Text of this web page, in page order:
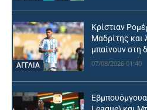
ΑΓΓΛΙΑ
Κρίστιαν
Μαδρίτης και
μπαίνουν στη
07/08/2026 01:40